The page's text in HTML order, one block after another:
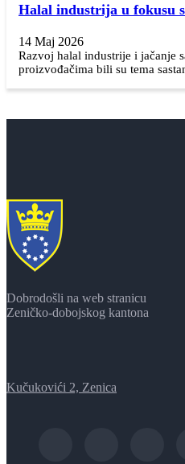
Halal industrija u fokusu
14 Maj 2026
Razvoj halal industrije i jačanje
proizvođačima bili su tema
Dobrodošli na web stranicu
Zeničko-dobojskog kantona
Kučukovići 2, Zenica